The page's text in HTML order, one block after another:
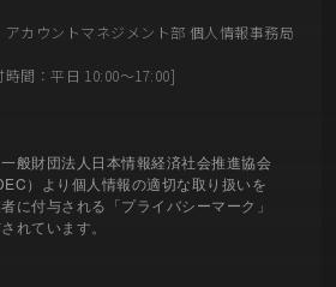
カウントマネジメント部 個人情報事務局
間：平日 10:00～17:00]
般財団法人日本情報経済社会推進協会
）より個人情報の適切な取り扱いを
に付与される「プライバシーマーク」
れています。